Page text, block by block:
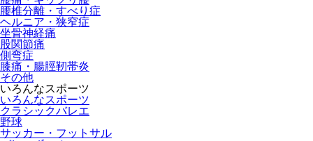
腰椎分離・すべり症
ヘルニア・狭窄症
坐骨神経痛
股関節痛
側弯症
膝痛・腸脛靭帯炎
その他
いろんなスポーツ
いろんなスポーツ
クラシックバレエ
野球
サッカー・フットサル